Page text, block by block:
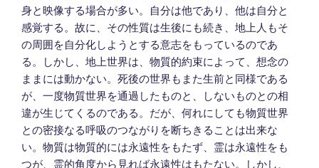
身と映像する場合が多い。自分は他であり、他は自分と
感覚する。故に、その性質は生後にも続き、地上人もそ
の周囲を自分化しようとする意志をもっているのであ
る。しかし、地上世界は、物質的約束によって、想念の
ままには動かない。死後の世界もまた生前と同様である
が、一度物質世界を通過したものと、しないものとの相
違が生じてくるのである。だが、何れにしても物質世界
との密接なる呼吸のつながりを断ちきることは出来な
い。物質は物質的には永遠性をもたず、霊は永遠性をも
つが、霊的角度から見れば永遠性はもたない。しかし、